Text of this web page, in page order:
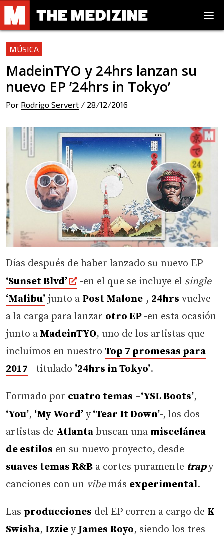
MÚSICA
MadeinTYO y 24hrs lanzan su
nuevo EP ’24hrs in Tokyo’
Por Rodrigo Servert / 28/12/2016
Días después de haber lanzado su nuevo EP
‘Sunset Blvd’
-en el que se incluye el single
‘Malibu’ junto a Post Malone-, 24hrs vuelve
a la carga para lanzar otro EP -en esta ocasión
junto a MadeinTYO, uno de los artistas que
incluímos en nuestro Top 7 promesas para
2017– titulado ’24hrs in Tokyo’.
Formado por cuatro temas –‘YSL Boots’,
‘You’, ‘My Word’ y‘Tear It Down’-, los dos
artistas de Atlanta buscan una miscelánea
de estilos en su nuevo proyecto, desde
suaves temas R&B a cortes puramente trapy
canciones con un vibemás experimental.
Las producciones del EP corren a cargo de K
Swisha, Izzie y James Royo, siendo los tres